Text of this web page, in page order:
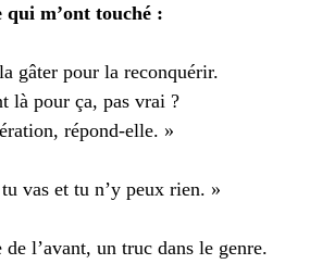
qui m’ont touché :
gâter pour la reconquérir.
là pour ça, pas vrai ?
répond-elle. »
vas et tu n’y peux rien. »
l’avant, un truc dans le genre.